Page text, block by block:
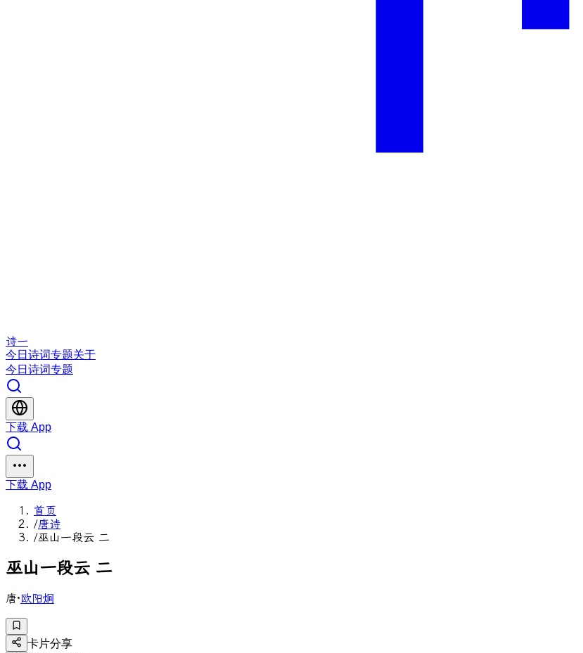
诗一
今日 诗词专题关于
今日 诗词专题
下载 App
下载 App
首页
/唐诗
/巫山一段云 二
巫山一段云 二
唐·欧阳炯
卡片分享